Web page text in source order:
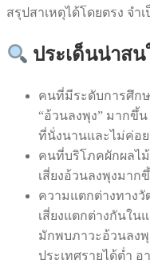
สรุปสาเหตุได้โดยตรง จำ
ประเด็นน่าสน
คนที่มีระดับการศึก
“อ้วนลงพุง” มากขึ้
ที่นั่งนานและไม่ค่อ
คนที่บริโภคผักผลไ
เสี่ยงอ้วนลงพุงมา
ความแตกต่างทาง
เสี่ยงแตกต่างกันใน
มักพบภาวะอ้วนลง
ประเทศรายได้ต่ำ